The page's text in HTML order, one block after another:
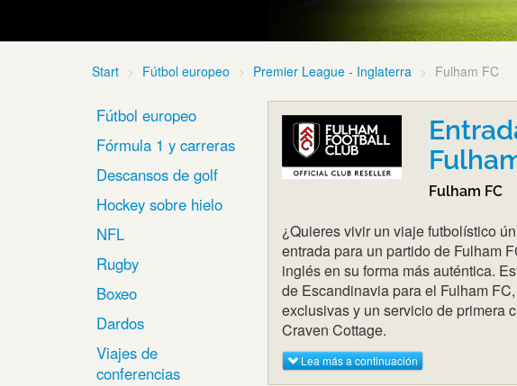
Start Fútbol europeo Premier League - Inglaterra Fulham FC
Fútbol europeo
Fórmula 1 y carreras
Descansos de golf
Hockey sobre hielo
NFL
Rugby
Boxeo
Dardos
Viajes de
conferencias
Fulham FC
¿Quieres vivir un viaje futbolístico
entrada para un partido de Fulham
inglés en su forma más auténtica.
de Escandinavia para el Fulham
exclusivas y un servicio de primera
Craven Cottage.
Lea más a continuación